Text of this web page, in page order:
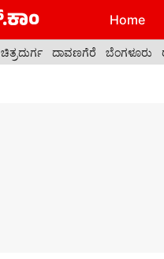
Home
ಚಿತ್ರದುರ್ಗ ದಾವಣಗೆರೆ ಬೆಂಗಳೂರು